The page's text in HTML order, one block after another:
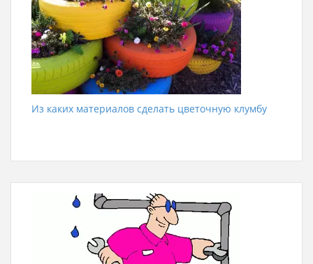
Из каких материалов сделать цветочную клумбу